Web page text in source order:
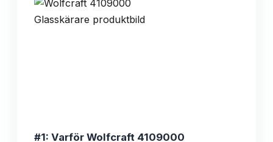
#1: Varför Wolfcraft 4109000